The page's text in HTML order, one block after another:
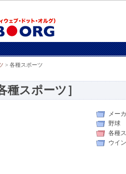
> 各種スポーツ
種スポーツ］
メー
野球
各種
ウイ